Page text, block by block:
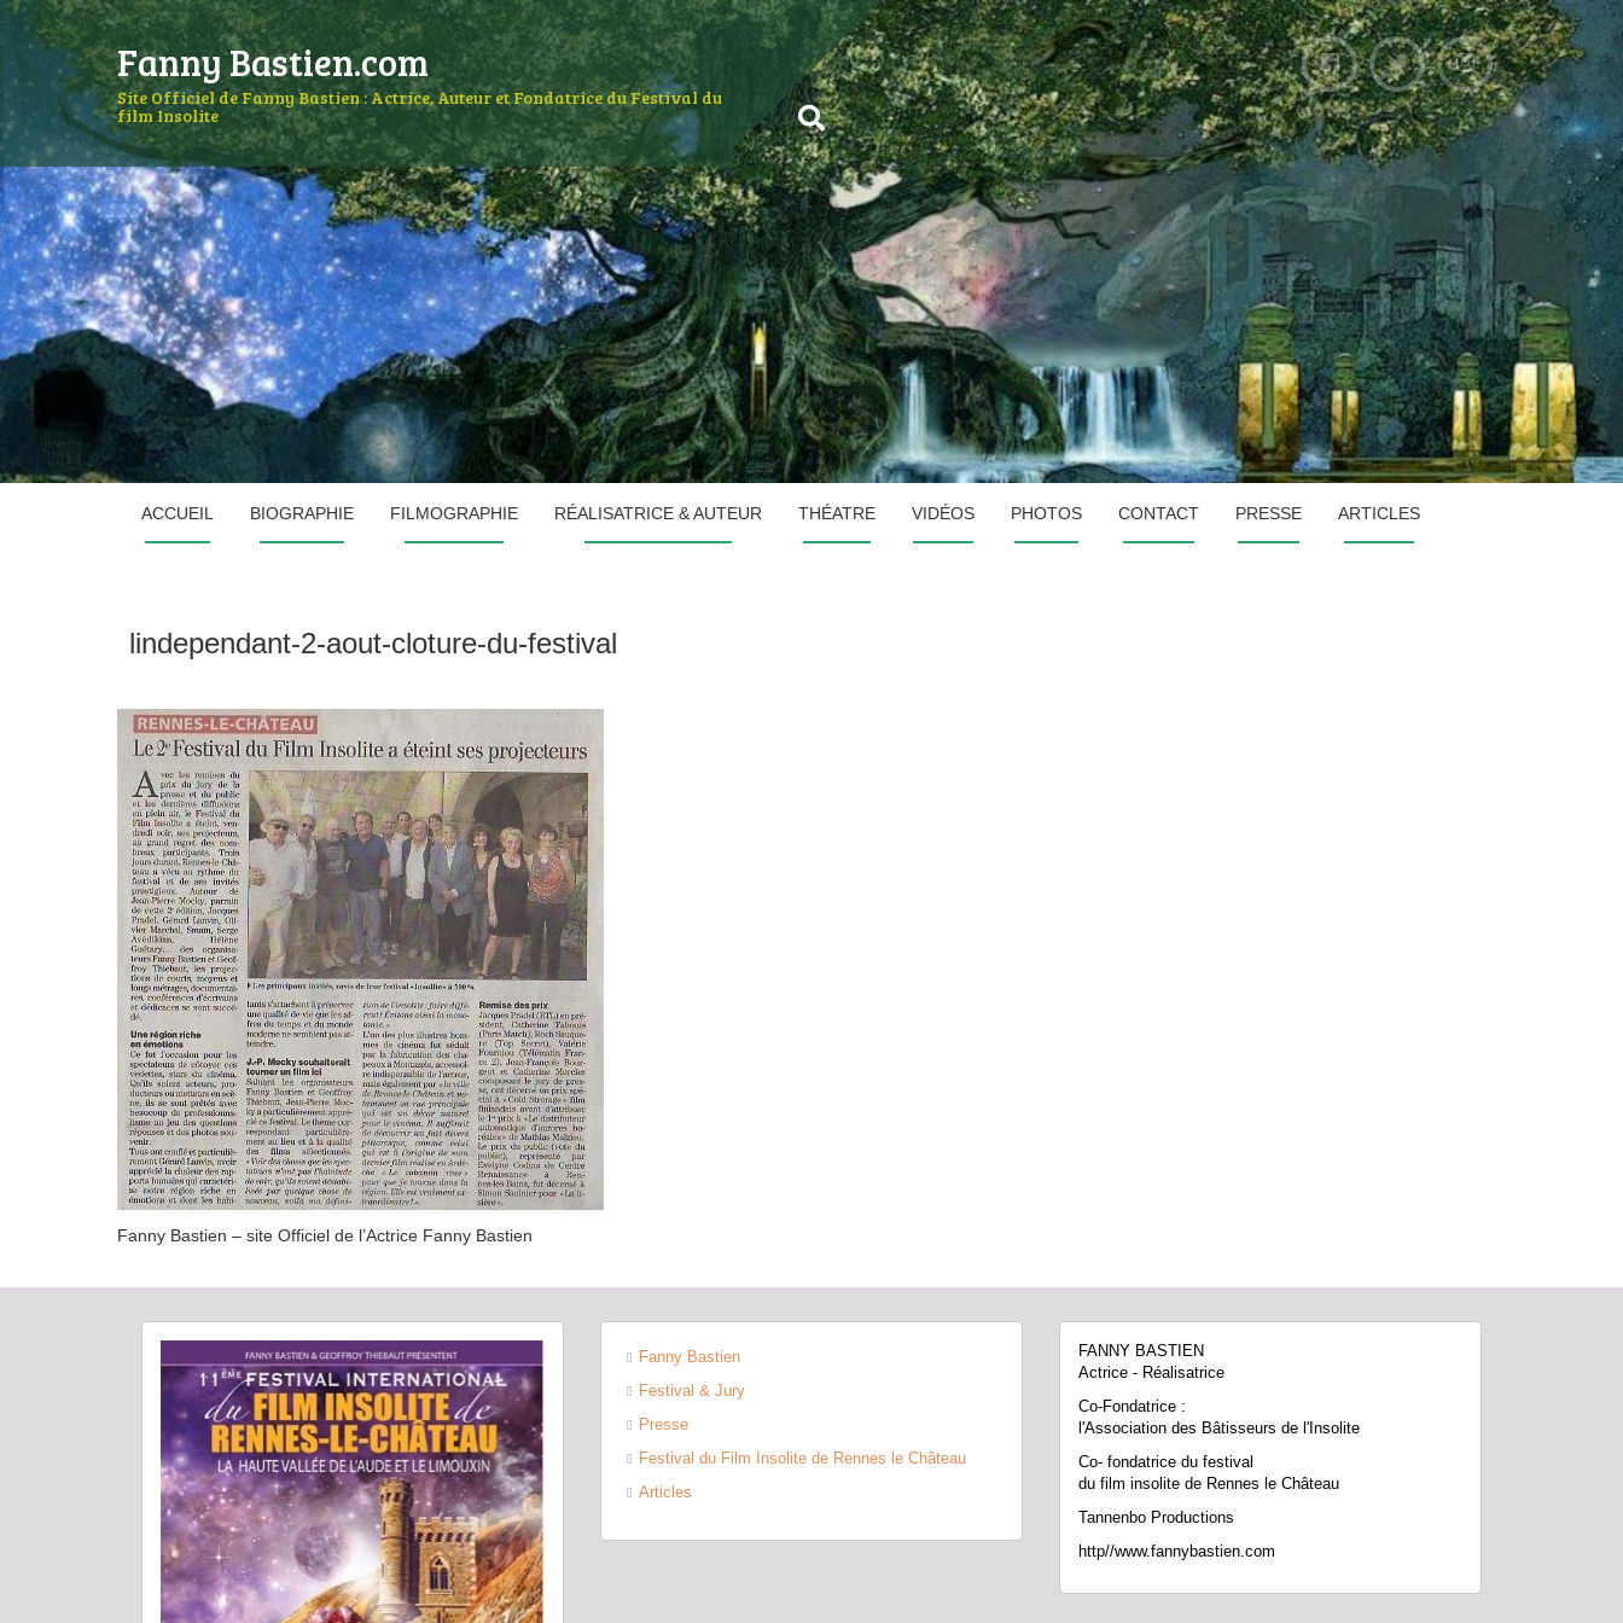
Fanny Bastien.com
Site Officiel de Fanny Bastien : Actrice, Auteur et Fondatrice du Festival du
film Insolite
ACCUEIL BIOGRAPHIE FILMOGRAPHIE RÉALISATRICE & AUTEUR THÉATRE VIDÉOS PHOTOS CONTACT PRESSE ARTICLES
lindependant-2-aout-cloture-du-festival
Fanny Bastien – site Officiel de l’Actrice Fanny Bastien
Fanny Bastien
Festival & Jury
Presse
Festival du Film Insolite de Rennes le Château
Articles
FANNY BASTIEN
Actrice - Réalisatrice
Co-Fondatrice :
l'Association des Bâtisseurs de l'Insolite
Co- fondatrice du festival
du film insolite de Rennes le Château
Tannenbo Productions
http//www.fannybastien.com